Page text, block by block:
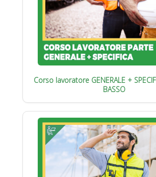
Corso lavoratore GENERALE +
BASSO